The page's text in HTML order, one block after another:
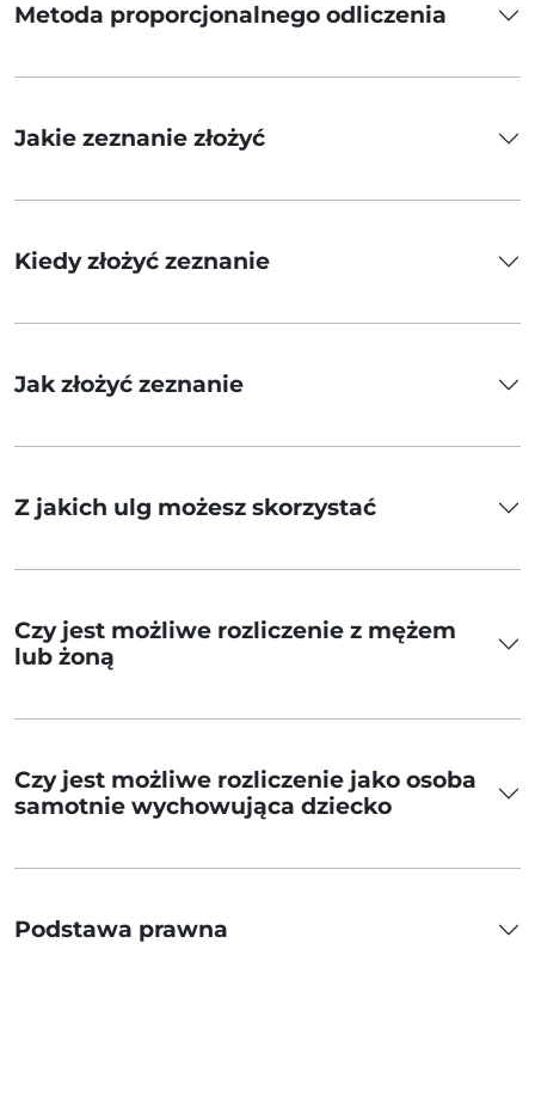
Metoda proporcjonalnego odliczenia
Jakie zeznanie złożyć
Kiedy złożyć zeznanie
Jak złożyć zeznanie
Z jakich ulg możesz skorzystać
Czy jest możliwe rozliczenie z mężem
lub żoną
Czy jest możliwe rozliczenie jako osoba
samotnie wychowująca dziecko
Podstawa prawna